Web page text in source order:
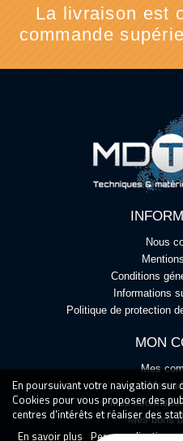
En poursuivant votre navigation sur
Cookies pour vous proposer des
centres d'intérêts et réaliser des
En savoir plus Personnalisation
La livraison est
commande
Nous
Conditions
Informations
Politique de protection
MON
Mes
Mes
Mes
Mes bons